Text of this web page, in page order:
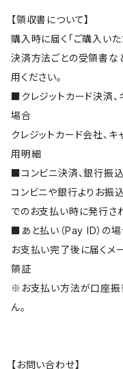
【領収書について】
購入時に届く「ご購入いた
決済方法ごとの受領書な
用ください。
■クレジットカード決済
場合
クレジットカード会社、
用明細
■コンビニ決済、銀行振
コンビニや銀行よりお振
でのお支払い時に発行さ
■あと払い（Pay ID）の
お支払い完了後に届くメ
領証
※お支払い方法が口座振
ん。
【お問い合わせ】